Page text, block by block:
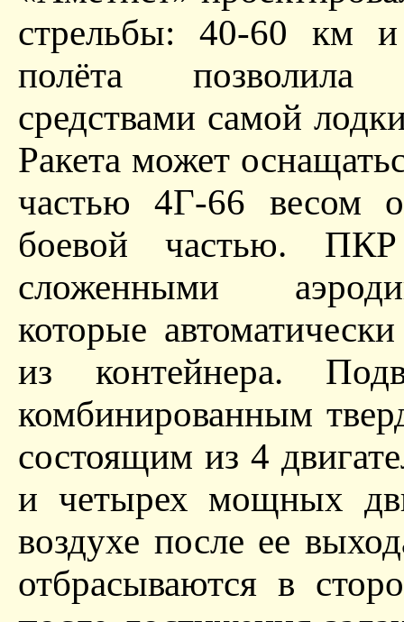
стрельбы: 40-60 км
полёта позволила
средствами самой
Ракета может
частью 4Г-66 весом
боевой частью.
сложенными
которые
из контейнера.
комбинированным
состоящим из 4
и четырех мощных
воздухе после ее
отбрасываются в